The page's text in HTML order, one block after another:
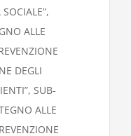
ALLE
DEGLI
SUB-
ALLE